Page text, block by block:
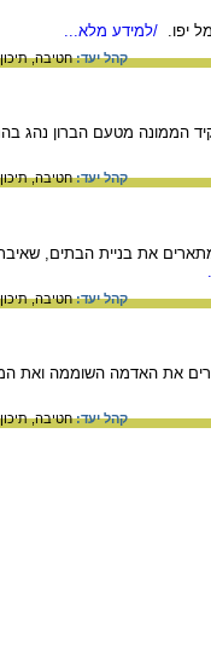
יפו. /למידע מלא...
קהל יעד:חטיבה,
קהל יעד:חטיבה,
את בניית הבתים,
קהל יעד:חטיבה,
בזכרונותיהם הם מתארים את האדמה
קהל יעד:חטיבה,